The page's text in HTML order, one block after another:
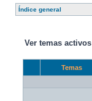
Índice general
Ver temas activos
Temas